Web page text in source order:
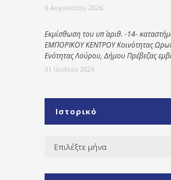
6 Αυγούστου 2026
Εκμίσθωση του υπ΄ αριθ. -14-
ΕΜΠΟΡΙΚΟΥ ΚΕΝΤΡΟΥ Κοινότητας
Ενότητας Λούρου, Δήμου Πρέβεζας
31 Ιουλίου 2026
Ιστορικό
Ιστορικό